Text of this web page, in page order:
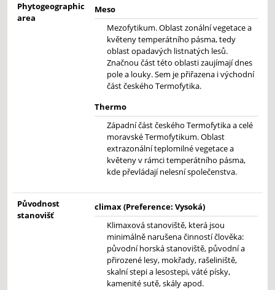
Phytogeographic
area
Meso
Mezofytikum. Oblast zonální vegetace a
květeny temperátního pásma, tedy
oblast opadavých listnatých lesů.
Značnou část této oblasti zaujímají dnes
pole a louky. Sem je přiřazena i východní
část českého Termofytika.
Thermo
Západní část českého Termofytika a celé
moravské Termofytikum. Oblast
extrazonální teplomilné vegetace a
květeny v rámci temperátního pásma,
kde převládají nelesní společenstva.
Původnost
stanovišť
climax (Preference: Vysoká)
Klimaxová stanoviště, která jsou
minimálně narušena činností člověka:
původní horská stanoviště, původní a
přirozené lesy, mokřady, rašeliniště,
skalní stepi a lesostepi, váté písky,
kamenité sutě, skály apod.